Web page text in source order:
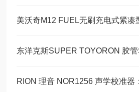
美沃奇M12 FUEL无刷充电式紧凑
东洋克斯SUPER TOYORON 胶